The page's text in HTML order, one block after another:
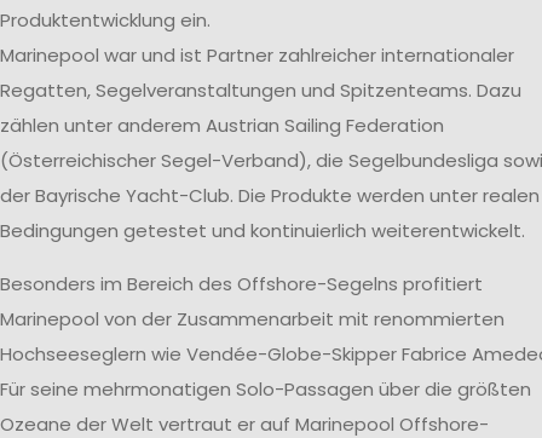
Produktentwicklung ein.
Marinepool war und ist Partner zahlreicher internationaler
Regatten, Segelveranstaltungen und Spitzenteams. Dazu
zählen unter anderem Austrian Sailing Federation
(Österreichischer Segel-Verband), die Segelbundesliga
der Bayrische Yacht-Club. Die Produkte werden unter realen
Bedingungen getestet und kontinuierlich weiterentwickelt.
Besonders im Bereich des Offshore-Segelns profitiert
Marinepool von der Zusammenarbeit mit renommierten
Hochseeseglern wie Vendée-Globe-Skipper Fabrice
Für seine mehrmonatigen Solo-Passagen über die größten
Ozeane der Welt vertraut er auf Marinepool Offshore-